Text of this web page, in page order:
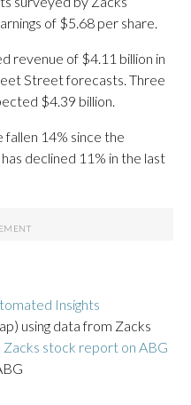
of $5.68 per share.
revenue of $4.11 billion in
Street forecasts. Three
$4.39 billion.
14% since the
declined 11% in the last
Insights
using data from Zacks
Zacks stock report on ABG